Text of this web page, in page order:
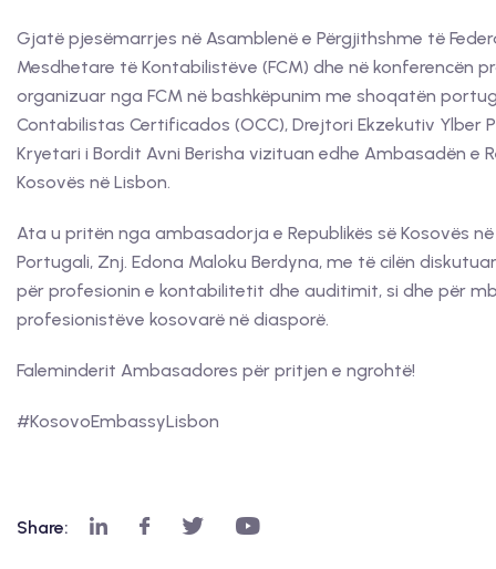
Gjatë pjesëmarrjes në Asamblenë e Përgjithshme të
Mesdhetare të Kontabilistëve (FCM) dhe në konferencën
organizuar nga FCM në bashkëpunim me shoqatën
Contabilistas Certificados (OCC), Drejtori Ekzekutiv Ylber
Kryetari i Bordit Avni Berisha vizituan edhe Ambasadën e
Kosovës në Lisbon.
Ata u pritën nga ambasadorja e Republikës së Kosovës në
Portugali, Znj. Edona Maloku Berdyna, me të cilën
për profesionin e kontabilitetit dhe auditimit, si dhe për
profesionistëve kosovarë në diasporë.
Faleminderit Ambasadores për pritjen e ngrohtë!
#KosovoEmbassyLisbon
Share: